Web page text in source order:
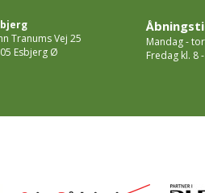
Tranums Vej 25
Esbjerg Ø
Mandag -
Fredag kl. 8